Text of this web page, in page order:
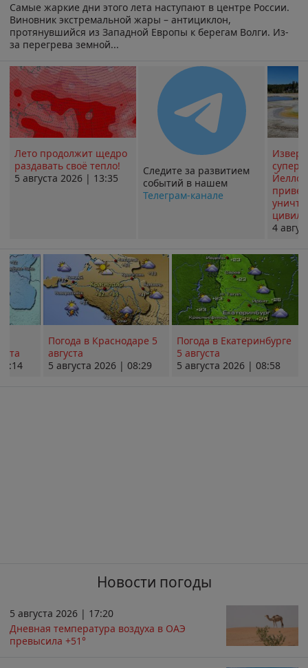
Самые жаркие дни этого лета наступают в центре России.
Виновник экстремальной жары – антициклон,
протянувшийся из Западной Европы к берегам Волги. Из-
за перегрева земной...
Лето продолжит щедро
раздавать своё тепло!
5 августа 2026 | 13:35
Следите за развитием
событий в нашем
Телеграм-канале
4
Погода в Краснодаре 5
августа
5 августа 2026 | 08:29
Погода в Екатеринбурге
5 августа
5 августа 2026 | 08:58
Новости погоды
5 августа 2026 | 17:20
Дневная температура воздуха в ОАЭ
превысила +51°